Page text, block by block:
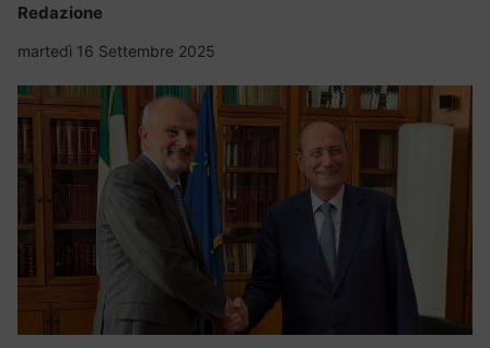
Redazione
martedì 16 Settembre 2025